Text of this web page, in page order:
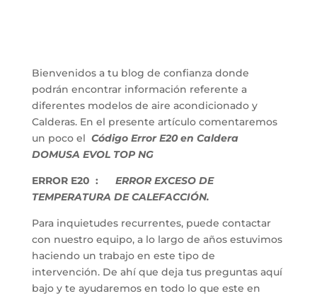
Bienvenidos a tu blog de confianza donde
podrán encontrar información referente a
diferentes modelos de aire acondicionado y
Calderas. En el presente artículo comentaremos
un poco el Código Error E20 en Caldera
DOMUSA EVOL TOP NG
ERROR E20 :
ERROR EXCESO DE
TEMPERATURA DE CALEFACCIÓN.
Para inquietudes recurrentes, puede contactar
con nuestro equipo, a lo largo de años estuvimos
haciendo un trabajo en este tipo de
intervención. De ahí que deja tus preguntas aquí
bajo y te ayudaremos en todo lo que este en